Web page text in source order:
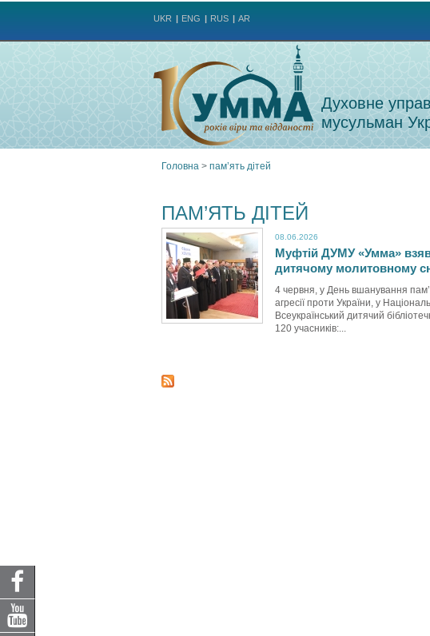
UKR ENG RUS AR
Духовне
мусульман
є
тут
Головна > пам’ять дітей
ПАМ’ЯТЬ ДІТЕЙ
08.06.2026
Муфтій ДУМУ «Умма»
дитячому молитовному
4 червня, у День вшанування
агресії проти України, у
Всеукраїнський дитячий
120 учасників:...